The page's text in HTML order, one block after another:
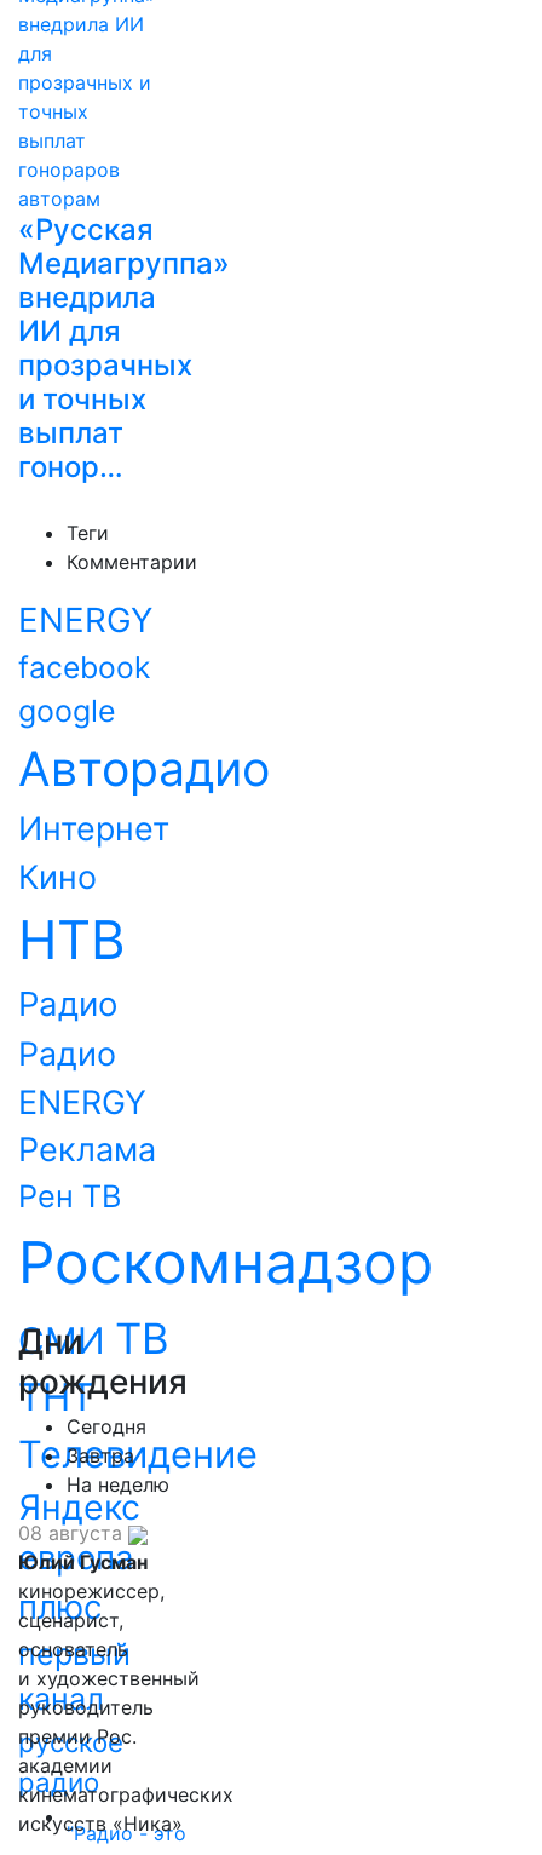
«Русская
Медиагруппа»
внедрила
ИИ для
прозрачных
и точных
выплат
гонор…
Теги
Комментарии
ENERGY
facebook
google
Авторадио
Интернет
Кино
НТВ
Радио
Радио
ENERGY
Реклама
Рен ТВ
Роскомнадзор
СМИ ТВ
ТНТ
Телевидение
Яндекс
европа
плюс
первый
канал
русское
радио
"Радио - это
Дни
рождения
Сегодня
Завтра
На неделю
08 августа
Юлий Гусман
кинорежиссер,
сценарист,
основатель
и художественный
руководитель
премии Рос.
академии
кинематографических
искусств «Ника»